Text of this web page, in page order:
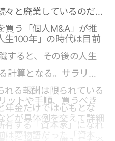
々と廃業しているのだ。
買う「個人M&A」が推
生100年」の時代は目前
すると、その後の人生
計算となる。サラリー
れる報酬は限られている
年金だけでは心もとな
有する「資本家」になれ
ットや手順、買うべき
どが具体例を交えて詳細
は夢物語だった「資本